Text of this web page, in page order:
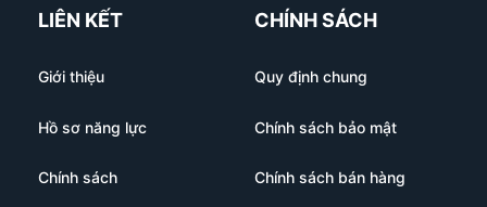
LIÊN KẾT
Giới thiệu
Hồ sơ năng lực
Chính sách
CHÍNH SÁCH
Quy định chung
Chính sách bảo mật
Chính sách bán hàng